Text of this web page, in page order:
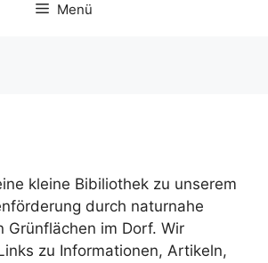
Menü
kleine Bibiliothek zu unserem
durch naturnahe
Grünflächen im Dorf. Wir
zu Informationen, Artikeln,